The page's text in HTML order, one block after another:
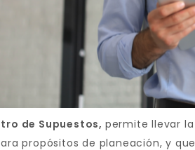
de Supuestos, permite llevar
propósitos de planeación, y